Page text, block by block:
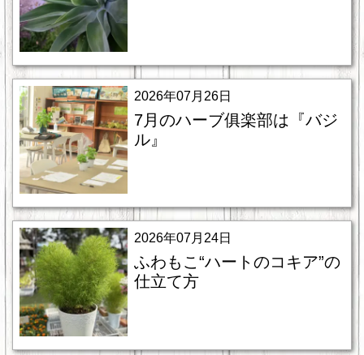
2026年07月26日
7月のハーブ俱楽部は『バジ
ル』
2026年07月24日
ふわもこ“ハートのコキア”の
仕立て方